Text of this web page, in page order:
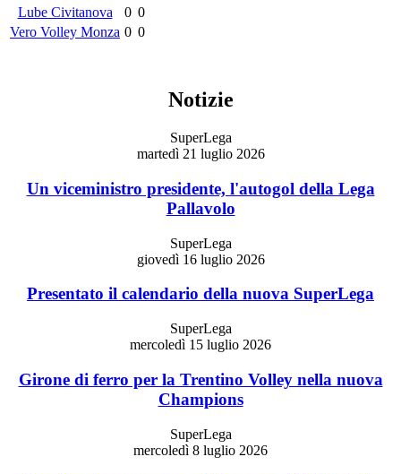
Lube Civitanova
0 0
Vero Volley Monza 0 0
Notizie
SuperLega
martedì 21 luglio 2026
Un viceministro presidente, l'autogol della Lega
Pallavolo
SuperLega
giovedì 16 luglio 2026
Presentato il calendario della nuova SuperLega
SuperLega
mercoledì 15 luglio 2026
Girone di ferro per la Trentino Volley nella nuova
Champions
SuperLega
mercoledì 8 luglio 2026